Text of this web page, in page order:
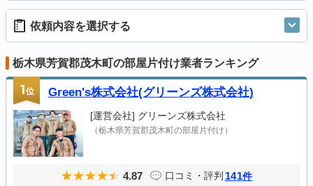
依頼内容を選択する
栃木県芳賀郡茂木町の部屋片付け業者ランキング
1位 Green's株式会社(グリーンズ株式会社)
[運営会社] グリーンズ株式会社
（栃木県芳賀郡茂木町の部屋片付け）
4.87 口コミ・評判 141件